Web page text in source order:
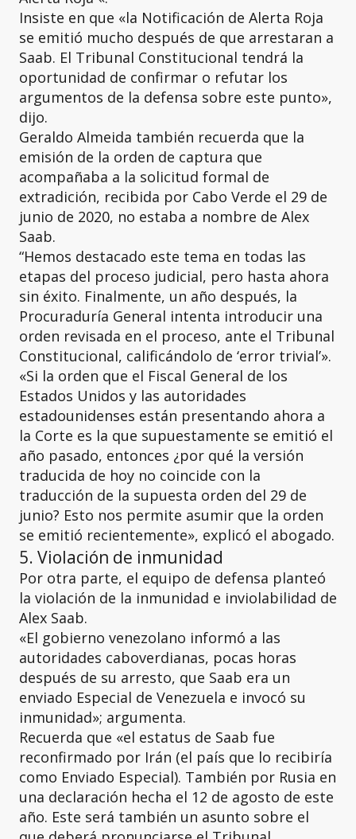
Insiste en que «la Notificación de Alerta Roja
se emitió mucho después de que arrestaran a
Saab. El Tribunal Constitucional tendrá la
oportunidad de confirmar o refutar los
argumentos de la defensa sobre este punto»,
dijo.
Geraldo Almeida también recuerda que la
emisión de la orden de captura que
acompañaba a la solicitud formal de
extradición, recibida por Cabo Verde el 29 de
junio de 2020, no estaba a nombre de Alex
Saab.
“Hemos destacado este tema en todas las
etapas del proceso judicial, pero hasta ahora
sin éxito. Finalmente, un año después, la
Procuraduría General intenta introducir una
orden revisada en el proceso, ante el Tribunal
Constitucional, calificándolo de ‘error trivial’».
«Si la orden que el Fiscal General de los
Estados Unidos y las autoridades
estadounidenses están presentando ahora a
la Corte es la que supuestamente se emitió el
año pasado, entonces ¿por qué la versión
traducida de hoy no coincide con la
traducción de la supuesta orden del 29 de
junio? Esto nos permite asumir que la orden
se emitió recientemente», explicó el abogado.
5. Violación de inmunidad
Por otra parte, el equipo de defensa planteó
la violación de la inmunidad e inviolabilidad de
Alex Saab.
«El gobierno venezolano informó a las
autoridades caboverdianas, pocas horas
después de su arresto, que Saab era un
enviado Especial de Venezuela e invocó su
inmunidad»; argumenta.
Recuerda que «el estatus de Saab fue
reconfirmado por Irán (el país que lo recibiría
como Enviado Especial). También por Rusia en
una declaración hecha el 12 de agosto de este
año. Este será también un asunto sobre el